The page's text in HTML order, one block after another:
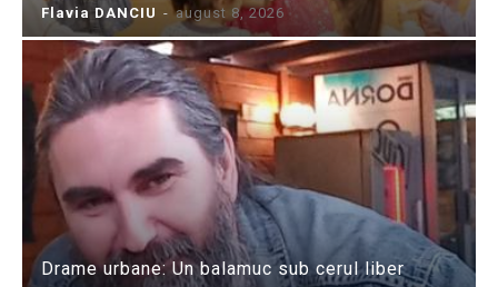
Flavia DANCIU - august 8, 2026
Drame urbane: Un balamuc sub cerul liber